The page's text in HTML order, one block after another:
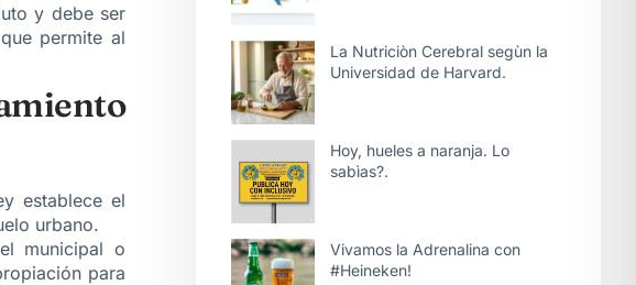
y debe ser
permite al
establece el
urbano.
municipal o
para
La Nutriciòn Cerebral segùn la
Universidad de Harvard.
Hoy, hueles a naranja. Lo
sabìas?.
Vivamos la Adrenalina con
#Heineken!